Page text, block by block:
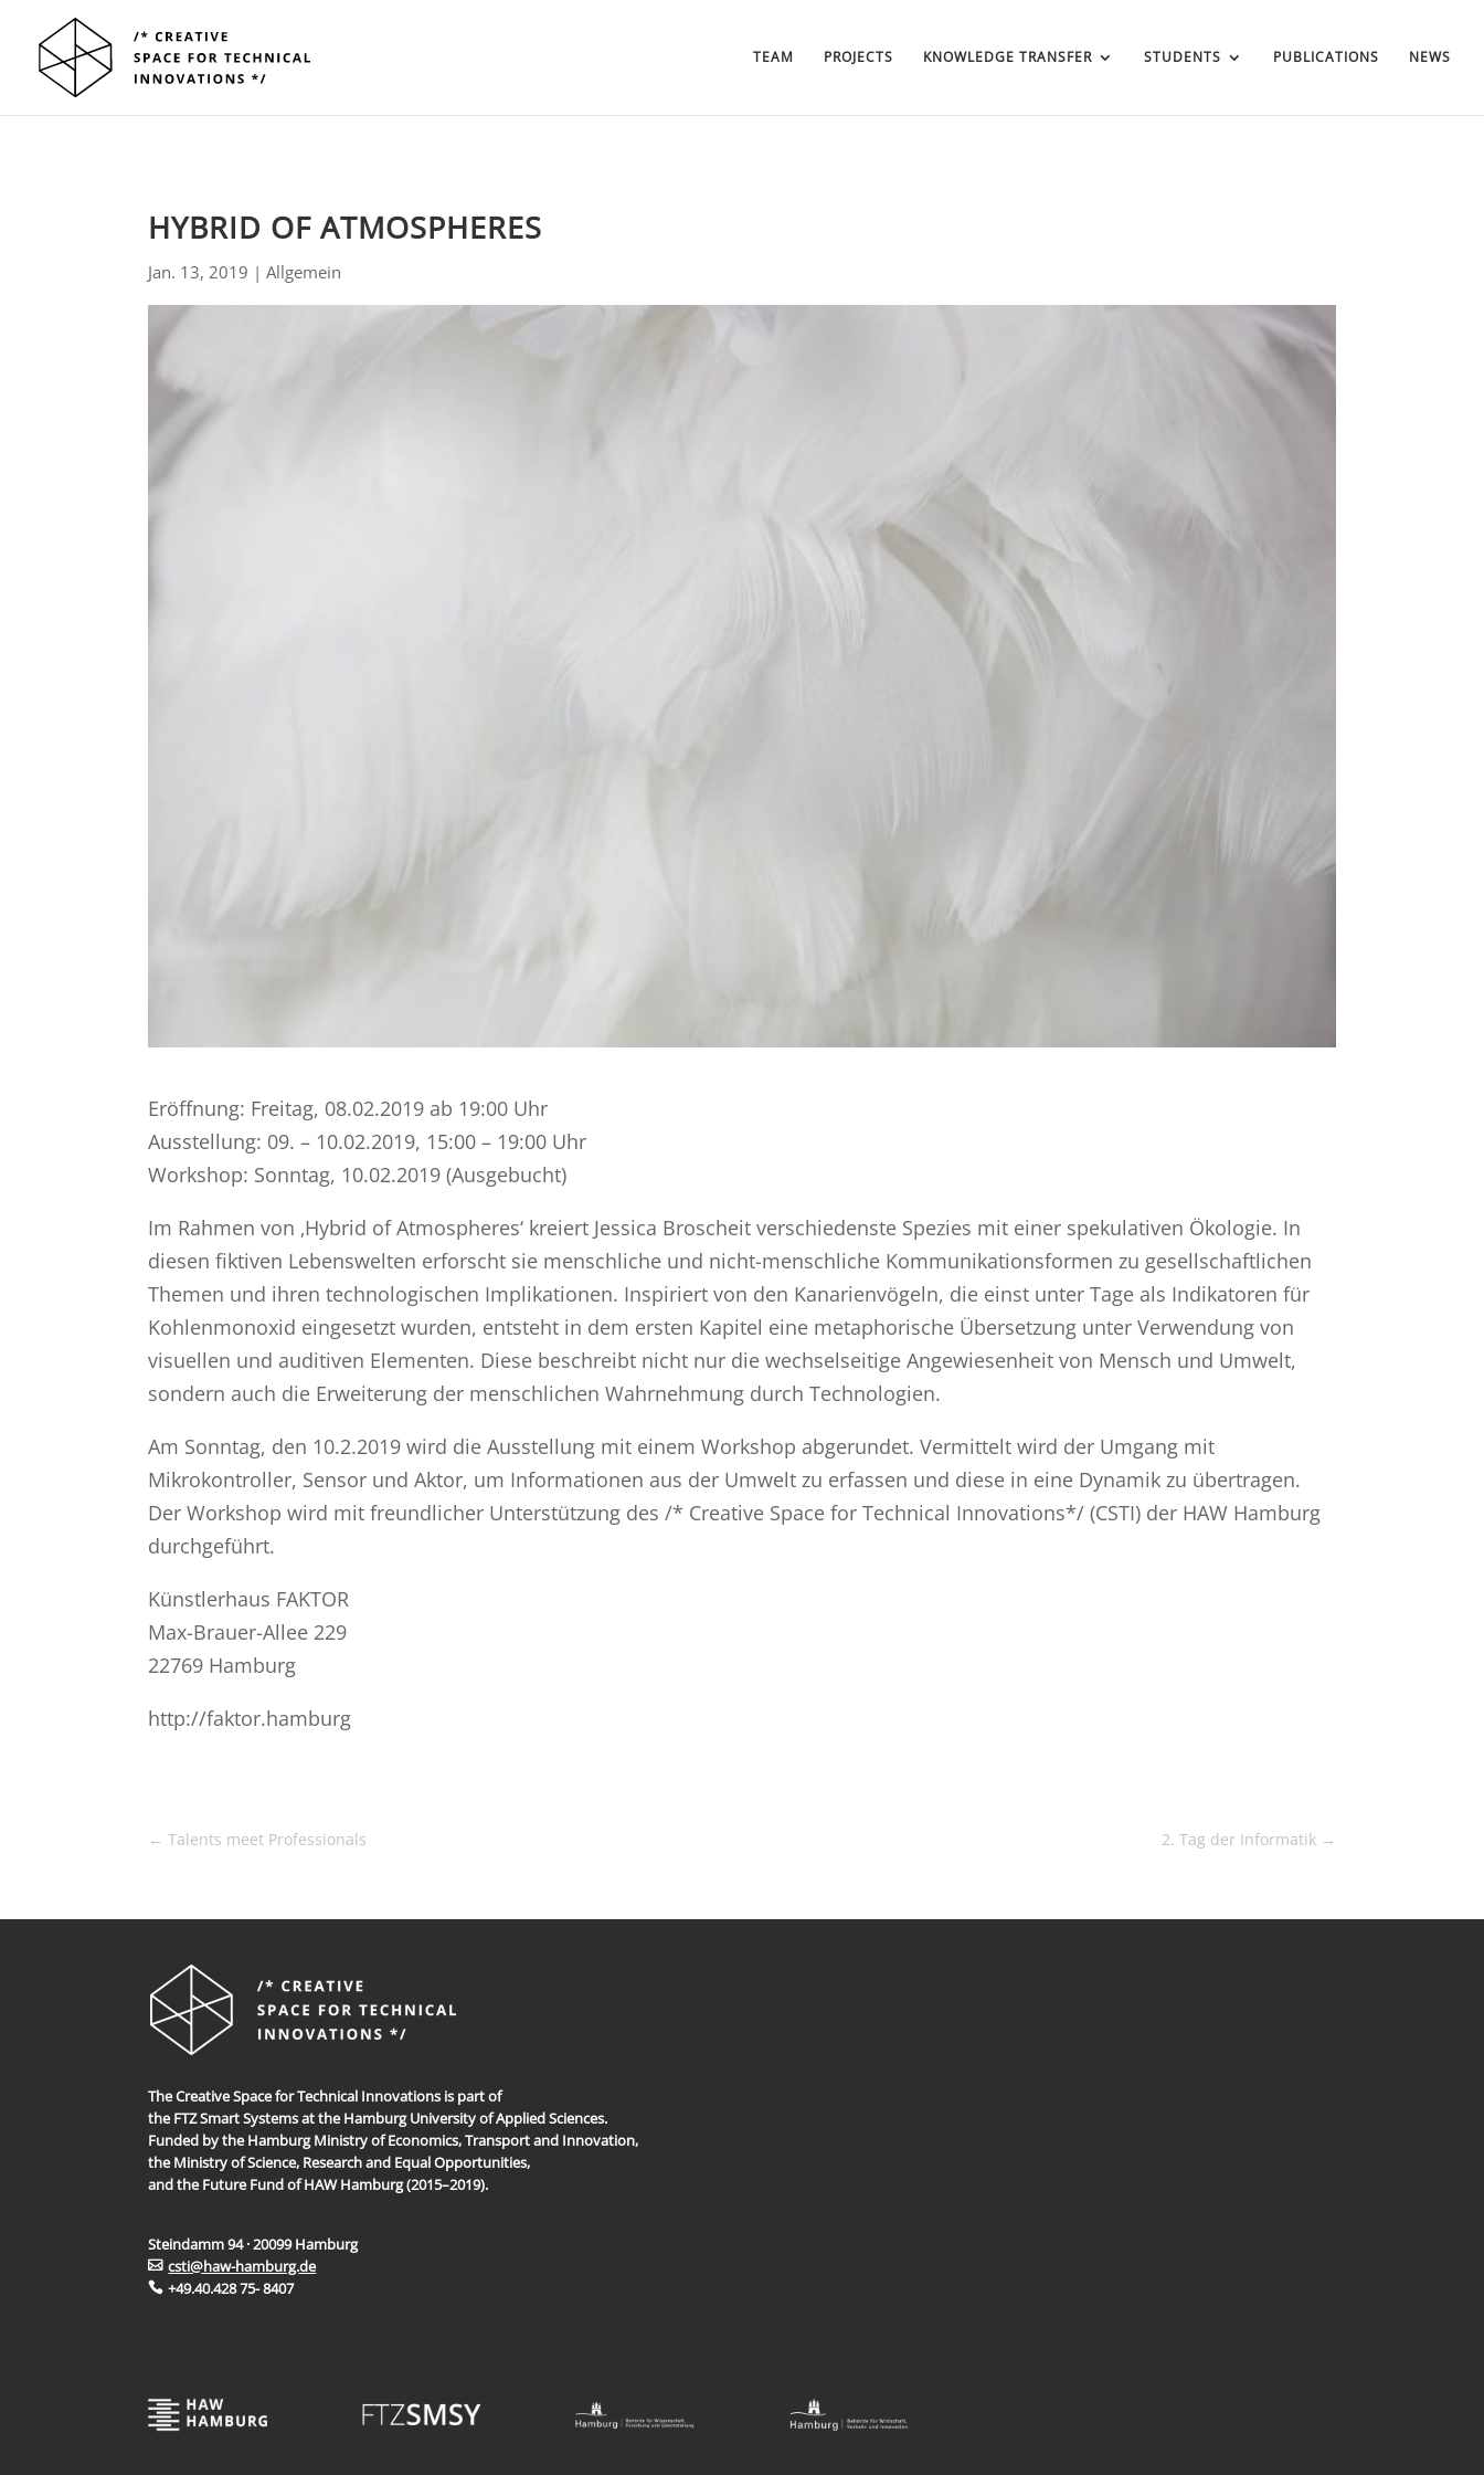
TEAM PROJECTS KNOWLEDGE TRANSFER STUDENTS PUBLICATIONS NEWS
HYBRID OF ATMOSPHERES
Jan. 13, 2019 |Allgemein
Eröffnung: Freitag, 08.02.2019 ab 19:00 Uhr
Ausstellung: 09. – 10.02.2019, 15:00 – 19:00 Uhr
Workshop: Sonntag, 10.02.2019 (Ausgebucht)
Im Rahmen von ‚Hybrid of Atmospheres‘ kreiert Jessica Broscheit verschiedenste Spezies mit einer spekulativen Ökologie. In
diesen fiktiven Lebenswelten erforscht sie menschliche und nicht-menschliche Kommunikationsformen zu gesellschaftlichen
Themen und ihren technologischen Implikationen. Inspiriert von den Kanarienvögeln, die einst unter Tage als Indikatoren für
Kohlenmonoxid eingesetzt wurden, entsteht in dem ersten Kapitel eine metaphorische Übersetzung unter Verwendung von
visuellen und auditiven Elementen. Diese beschreibt nicht nur die wechselseitige Angewiesenheit von Mensch und Umwelt,
sondern auch die Erweiterung der menschlichen Wahrnehmung durch Technologien.
Am Sonntag, den 10.2.2019 wird die Ausstellung mit einem Workshop abgerundet. Vermittelt wird der Umgang mit
Mikrokontroller, Sensor und Aktor, um Informationen aus der Umwelt zu erfassen und diese in eine Dynamik zu übertragen.
Der Workshop wird mit freundlicher Unterstützung des /* Creative Space for Technical Innovations*/ (CSTI) der HAW Hamburg
durchgeführt.
Künstlerhaus FAKTOR
Max-Brauer-Allee 229
22769 Hamburg
http://faktor.hamburg
←Talents meet Professionals 2. Tag der Informatik→
The Creative Space for Technical Innovations is part of
the FTZ Smart Systems at the Hamburg University of Applied Sciences.
Funded by the Hamburg Ministry of Economics, Transport and Innovation,
the Ministry of Science, Research and Equal Opportunities,
and the Future Fund of HAW Hamburg (2015–2019).
Steindamm 94 · 20099 Hamburg
csti@haw-hamburg.de
+49.40.428 75- 8407